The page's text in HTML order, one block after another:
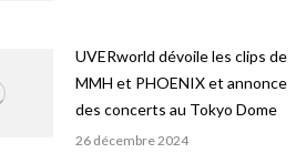
UVERworld dévoile les clips de
MMH et PHOENIX et annonce
des concerts au Tokyo Dome
26 décembre 2024